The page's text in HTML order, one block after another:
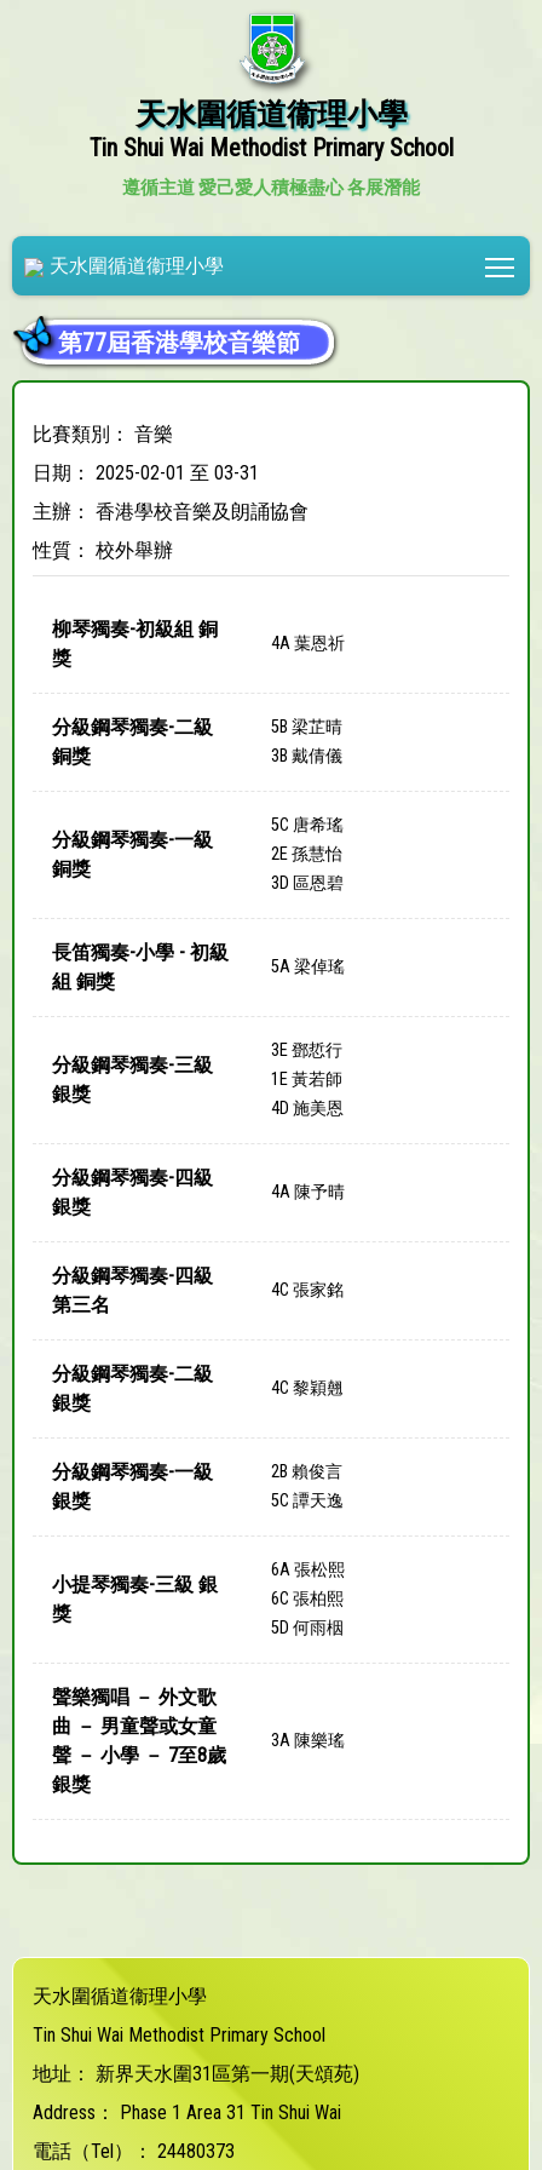
天水圍循道衞理小學
Tin Shui Wai Methodist Primary School
遵循主道 愛己愛人積極盡心 各展潛能
天水圍循道衞理小學
第77屆香港學校音樂節
比賽類別： 音樂
日期： 2025-02-01 至 03-31
主辦： 香港學校音樂及朗誦協會
性質： 校外舉辦
柳琴獨奏-初級組 銅
獎
4A 葉恩祈
分級鋼琴獨奏-二級
銅獎
5B 梁芷晴
3B 戴倩儀
分級鋼琴獨奏-一級
銅獎
5C 唐希瑤
2E 孫慧怡
3D 區恩碧
長笛獨奏-小學 - 初級
組 銅獎
5A 梁倬瑤
分級鋼琴獨奏-三級
銀獎
3E 鄧悊行
1E 黃若師
4D 施美恩
分級鋼琴獨奏-四級
銀獎
4A 陳予晴
分級鋼琴獨奏-四級
第三名
4C 張家銘
分級鋼琴獨奏-二級
銀獎
4C 黎穎翹
分級鋼琴獨奏-一級
銀獎
2B 賴俊言
5C 譚天逸
小提琴獨奏-三級 銀
獎
6A 張松熙
6C 張柏熙
5D 何雨栶
聲樂獨唱 － 外文歌
曲 － 男童聲或女童
聲 － 小學 － 7至8歲
銀獎
3A 陳樂瑤
天水圍循道衞理小學
Tin Shui Wai Methodist Primary School
地址：
新界天水圍31區第一期(天頌苑)
Address：
Phase 1 Area 31 Tin Shui Wai
電話（Tel）： 24480373